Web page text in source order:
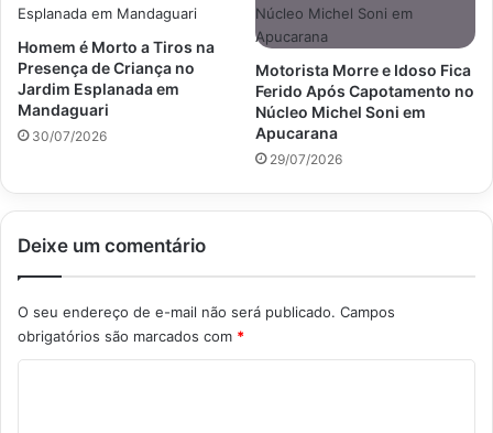
Homem é Morto a Tiros na
Presença de Criança no
Jardim Esplanada em
Mandaguari
30/07/2026
Motorista Morre e Idoso Fica
Ferido Após Capotamento no
Núcleo Michel Soni em
Apucarana
29/07/2026
Deixe um comentário
O seu endereço de e-mail não será publicado. Campos
obrigatórios são marcados com *